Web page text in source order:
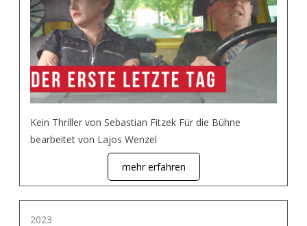
Kein Thriller von Sebastian Fitzek Für die Bühne
bearbeitet von Lajos Wenzel
mehr erfahren
2023